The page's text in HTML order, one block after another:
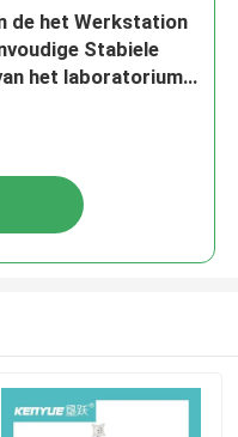
de het Werkstation
Stabiele
het laboratorium